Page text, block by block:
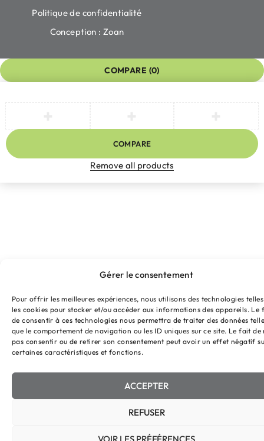
Gérer le consentement
Pour offrir les meilleures expériences, nous utilisons des technologies
les cookies pour stocker et/ou accéder aux informations des appareils. Le
de consentir à ces technologies nous permettra de traiter des données
que le comportement de navigation ou les ID uniques sur ce site. Le fait de
pas consentir ou de retirer son consentement peut avoir un effet négatif
certaines caractéristiques et fonctions.
ACCEPTER
REFUSER
VOIR LES PRÉFÉRENCES
Politique de confidentialité
Conception : Zoan
COMPARE (0)
COMPARE
Remove all products